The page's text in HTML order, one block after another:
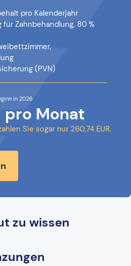
pro Kalenderjahr
für Zahnbehandlung, 80 %
(PVN)
in 2026
pro Monat
Sie sogar nur 260,74 EUR.
zu wissen